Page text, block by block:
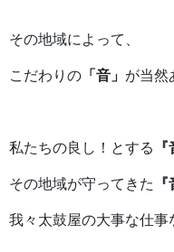
その地域によって、
こだわりの 「音」 が当然
私たちの良し！とする
その地域が守ってきた
我々太鼓屋の大事な仕事